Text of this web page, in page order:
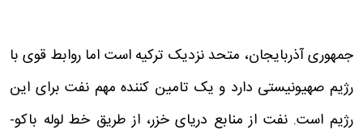
جمهوری آذربایجان، متحد نزدیک ترکیه است اما روابط قوی با
رژیم صهیونیستی دارد و یک تامین کننده مهم نفت برای این
رژیم است. نفت از منابع دریای خزر، از طریق خط لوله باکو-